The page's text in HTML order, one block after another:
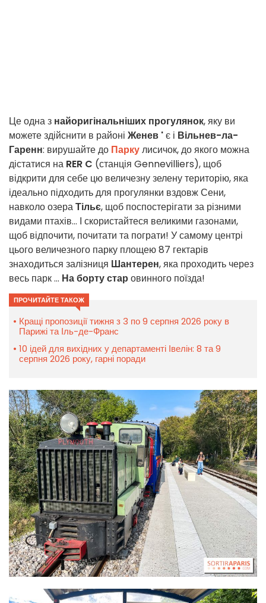
Це одна з найоригінальніших прогулянок, яку ви
можете здійснити в районі Женев 'є і Вільнев-ла-
Гаренн: вирушайте до Паркулисичок, до якого можна
дістатися на RER C (станція Gennevilliers), щоб
відкрити для себе цю величезну зелену територію, яка
ідеально підходить для прогулянки вздовж Сени,
навколо озераТільє, щоб поспостерігати за різними
видами птахів... І скористайтеся великими газонами,
щоб відпочити, почитати та пограти! У самому центрі
цього величезного парку площею 87 гектарів
знаходиться залізниця Шантерен, яка проходить через
весь парк ... На борту стар овинного поїзда!
ПРОЧИТАЙТЕ ТАКОЖ
Кращі пропозиції тижня з 3 по 9 серпня 2026 року в
Парижі та Іль-де-Франс
10 ідей для вихідних у департаменті Івелін: 8 та 9
серпня 2026 року, гарні поради